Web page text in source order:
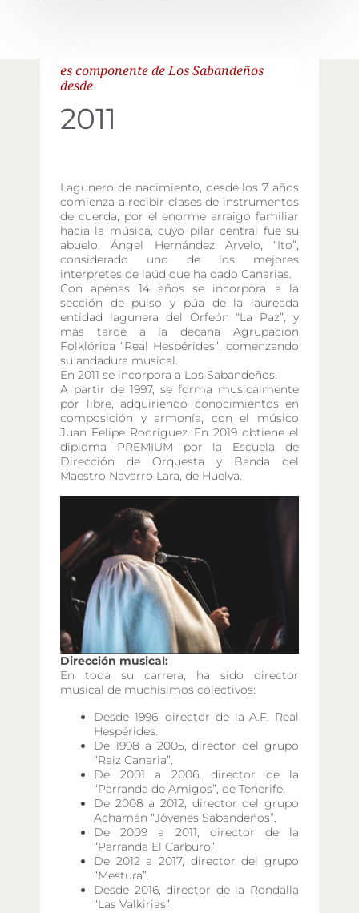
es componente de Los Sabandeños
desde
2011
Lagunero de nacimiento, desde los 7 años
comienza a recibir clases de instrumentos
de cuerda, por el enorme arraigo familiar
hacia la música, cuyo pilar central fue su
abuelo, Ángel Hernández Arvelo, “Ito”,
considerado uno de los mejores
interpretes de laúd que ha dado Canarias.
Con apenas 14 años se incorpora a la
sección de pulso y púa de la laureada
entidad lagunera del Orfeón “La Paz”, y
más tarde a la decana Agrupación
Folklórica “Real Hespérides”, comenzando
su andadura musical.
En 2011 se incorpora a Los Sabandeños.
A partir de 1997, se forma musicalmente
por libre, adquiriendo conocimientos en
composición y armonía, con el músico
Juan Felipe Rodríguez. En 2019 obtiene el
diploma PREMIUM por la Escuela de
Dirección de Orquesta y Banda del
Maestro Navarro Lara, de Huelva.
Dirección musical:
En toda su carrera, ha sido director
musical de muchísimos colectivos:
Desde 1996, director de la A.F. Real
Hespérides.
De 1998 a 2005, director del grupo
“Raíz Canaria”.
De 2001 a 2006, director de la
“Parranda de Amigos”, de Tenerife.
De 2008 a 2012, director del grupo
Achamán “Jóvenes Sabandeños”.
De 2009 a 2011, director de la
“Parranda El Carburo”.
De 2012 a 2017, director del grupo
“Mestura”.
Desde 2016, director de la Rondalla
“Las Valkirias”.